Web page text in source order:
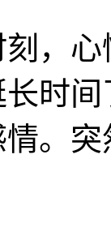
，
时间
。